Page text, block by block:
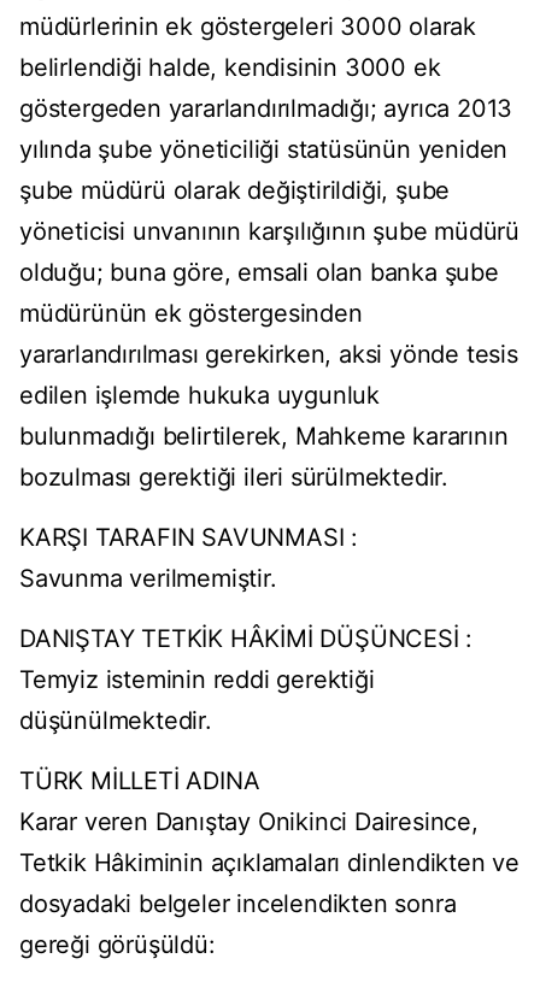
müdürlerinin ek göstergeleri 3000 olarak
belirlendiği halde, kendisinin 3000 ek
göstergeden yararlandırılmadığı; ayrıca 2013
yılında şube yöneticiliği statüsünün yeniden
şube müdürü olarak değiştirildiği, şube
yöneticisi unvanının karşılığının şube müdürü
olduğu; buna göre, emsali olan banka şube
müdürünün ek göstergesinden
yararlandırılması gerekirken, aksi yönde tesis
edilen işlemde hukuka uygunluk
bulunmadığı belirtilerek, Mahkeme kararının
bozulması gerektiği ileri sürülmektedir.
KARŞI TARAFIN SAVUNMASI :
Savunma verilmemiştir.
DANIŞTAY TETKİK HÂKİMİ DÜŞÜNCESİ :
Temyiz isteminin reddi gerektiği
düşünülmektedir.
TÜRK MİLLETİ ADINA
Karar veren Danıştay Onikinci Dairesince,
Tetkik Hâkiminin açıklamaları dinlendikten ve
dosyadaki belgeler incelendikten sonra
gereği görüşüldü: